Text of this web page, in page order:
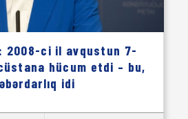
2008-ci il avqustun 7-
hücum etdi – bu,
idi